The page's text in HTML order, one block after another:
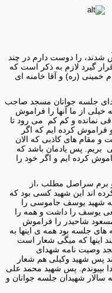
شدند، را دوست دارم در چند
گیرد لازم به ذکر است که
خمینی (ره) و آقا خامنه ای
جلسه جوانان مسجد صاجب
از ما آنها را فراموش
نمانده و کم کم می رود تا
فراموش کرده ایم که اگر
و مقام های کاذبی که الان
بریم. پس یادمان باشد که
کرده ایم و اگر خود را
برم سراصل مطلب ،از
اند این شهید کسی بود که
شهید یوسف جاموسی را
یوسف را داشت و همه را
شاحیدر را فراموش
جلسه بود همه ی اینها به
اینها که میگی شعار است
وصیت نامه شهدای
پس شهید وکیلی هم شعار
پس شهید محمد علی
شهیدان جلسه جوانان و